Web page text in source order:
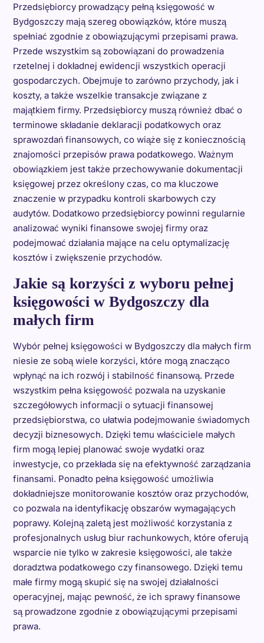
Przedsiębiorcy prowadzący pełną księgowość w
Bydgoszczy mają szereg obowiązków, które muszą
spełniać zgodnie z obowiązującymi przepisami prawa.
Przede wszystkim są zobowiązani do prowadzenia
rzetelnej i dokładnej ewidencji wszystkich operacji
gospodarczych. Obejmuje to zarówno przychody, jak i
koszty, a także wszelkie transakcje związane z
majątkiem firmy. Przedsiębiorcy muszą również dbać o
terminowe składanie deklaracji podatkowych oraz
sprawozdań finansowych, co wiąże się z koniecznością
znajomości przepisów prawa podatkowego. Ważnym
obowiązkiem jest także przechowywanie dokumentacji
księgowej przez określony czas, co ma kluczowe
znaczenie w przypadku kontroli skarbowych czy
audytów. Dodatkowo przedsiębiorcy powinni regularnie
analizować wyniki finansowe swojej firmy oraz
podejmować działania mające na celu optymalizację
kosztów i zwiększenie przychodów.
Jakie są korzyści z wyboru pełnej
księgowości w Bydgoszczy dla
małych firm
Wybór pełnej księgowości w Bydgoszczy dla małych firm
niesie ze sobą wiele korzyści, które mogą znacząco
wpłynąć na ich rozwój i stabilność finansową. Przede
wszystkim pełna księgowość pozwala na uzyskanie
szczegółowych informacji o sytuacji finansowej
przedsiębiorstwa, co ułatwia podejmowanie świadomych
decyzji biznesowych. Dzięki temu właściciele małych
firm mogą lepiej planować swoje wydatki oraz
inwestycje, co przekłada się na efektywność zarządzania
finansami. Ponadto pełna księgowość umożliwia
dokładniejsze monitorowanie kosztów oraz przychodów,
co pozwala na identyfikację obszarów wymagających
poprawy. Kolejną zaletą jest możliwość korzystania z
profesjonalnych usług biur rachunkowych, które oferują
wsparcie nie tylko w zakresie księgowości, ale także
doradztwa podatkowego czy finansowego. Dzięki temu
małe firmy mogą skupić się na swojej działalności
operacyjnej, mając pewność, że ich sprawy finansowe
są prowadzone zgodnie z obowiązującymi przepisami
prawa.